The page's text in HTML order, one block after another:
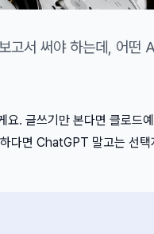
고서 써야 하는데, 어떤
요. 글쓰기만 본다면 클로드
다면 ChatGPT 말고는 선택